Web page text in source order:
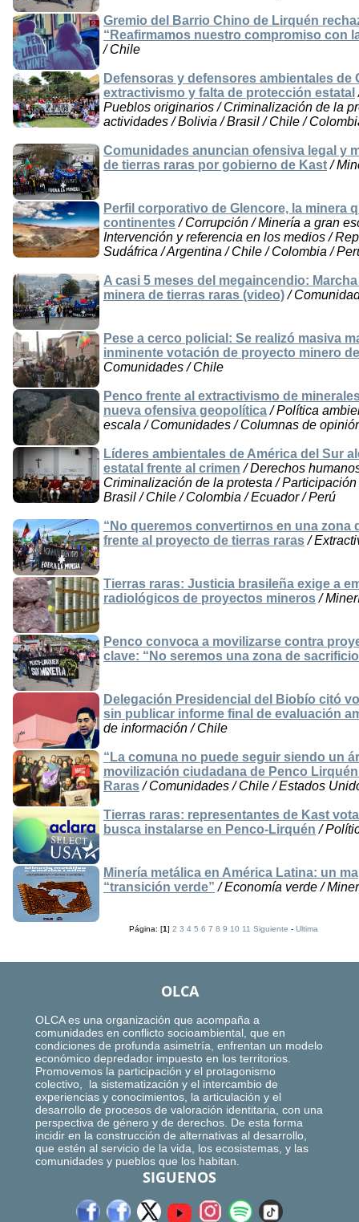
Gremio del Barrio Chino de Lirquén
“Reafirmamos nuestro compromiso con
/ Chile
Defensoras y defensores ambientales
extractivismo y falta de protección estatal
Pueblos originarios / Criminalización de la
actividades / Bolivia / Brasil / Chile /
Comunidades anuncian ofensiva legal y
de tierras raras por gobierno de Kast/
Perfil corporativo de Glencore, la minera
continentes/ Corrupción / Minería a gran
Intervención y referencia en los medios /
Sudáfrica / Argentina / Chile / Colombia /
A casi 5 meses del megaincendio:
minera de tierras raras (video)/
Pese a cerco policial: Se realizó masiva
inminente votación de proyecto minero
Comunidades / Chile
Penco frente al extractivismo de
nueva ofensiva geopolítica/ Política
escala / Comunidades / Columnas de
Líderes ambientales de América del Sur
estatal frente al crimen / Derechos
Criminalización de la protesta /
Brasil / Chile / Colombia / Ecuador / Perú
“No queremos convertirnos en una zona
frente al proyecto de tierras raras/
Tierras raras: Justicia brasileña exige a
radiológicos de proyectos mineros/
Penco convoca a movilizarse contra
clave: “No seremos una zona de
Delegación Presidencial del Biobío citó
sin publicar informe final de evaluación
de información / Chile
“La comuna no puede seguir siendo un
movilización ciudadana de Penco
Raras/ Comunidades / Chile / Estados
Tierras raras: representantes de Kast
busca instalarse en Penco-Lirquén /
Minería metálica en América Latina: un
“transición verde” / Economía verde /
Página: [1]2 3 4 5 6 7 8 9 10 11 Siguiente -Ultima
OLCA
OLCA es una organización que acompaña a
comunidades en conflicto socioambiental, que en
condiciones de profunda asimetría, enfrentan un modelo
económico depredador impuesto en los territorios.
Promovemos la participación y el protagonismo
colectivo, la sistematización y el intercambio de
experiencias y conocimientos, la articulación y el
desarrollo de procesos de valoración identitaria, con una
perspectiva de género y de derechos. De esta forma
incidir en la construcción de alternativas al desarrollo,
que estén al servicio de la vida, los ecosistemas, y las
comunidades y pueblos que los habitan.
SIGUENOS